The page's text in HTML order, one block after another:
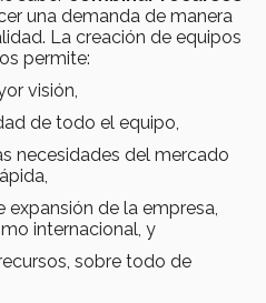
una demanda de manera
La creación de equipos
permite:
visión,
de todo el equipo,
del mercado
de la empresa,
internacional, y
sobre todo de